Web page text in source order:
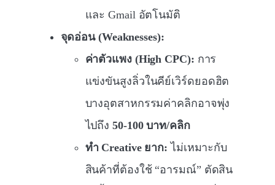
และ Gmail อัตโนมัติ
จุดอ่อน (Weaknesses):
ค่าตัวแพง (High CPC): การ
แข่งขันสูงลิ่วในคีย์เวิร์ดยอดฮิต
บางอุตสาหกรรมค่าคลิกอาจพุ่ง
ไปถึง50-100 บาท/คลิก
ทำ Creative ยาก: ไม่เหมาะกับ
สินค้าที่ต้องใช้ “อารมณ์” ตัดสิน